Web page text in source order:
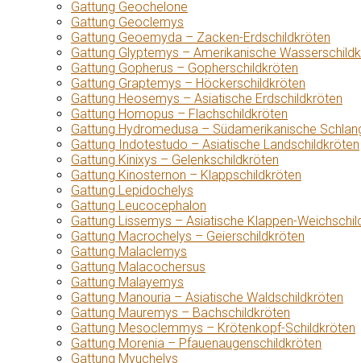
Gattung Geochelone
Gattung Geoclemys
Gattung Geoemyda – Zacken-Erdschildkröten
Gattung Glyptemys – Amerikanische
Gattung Gopherus – Gopherschildkröten
Gattung Graptemys – Höckerschildkröten
Gattung Heosemys – Asiatische Erdschildkröten
Gattung Homopus – Flachschildkröten
Gattung Hydromedusa – Südamerikanische
Gattung Indotestudo – Asiatische Landschildkröten
Gattung Kinixys – Gelenkschildkröten
Gattung Kinosternon – Klappschildkröten
Gattung Lepidochelys
Gattung Leucocephalon
Gattung Lissemys – Asiatische Klappen-
Gattung Macrochelys – Geierschildkröten
Gattung Malaclemys
Gattung Malacochersus
Gattung Malayemys
Gattung Manouria – Asiatische Waldschildkröten
Gattung Mauremys – Bachschildkröten
Gattung Mesoclemmys – Krötenkopf-Schildkröten
Gattung Morenia – Pfauenaugenschildkröten
Gattung Myuchelys